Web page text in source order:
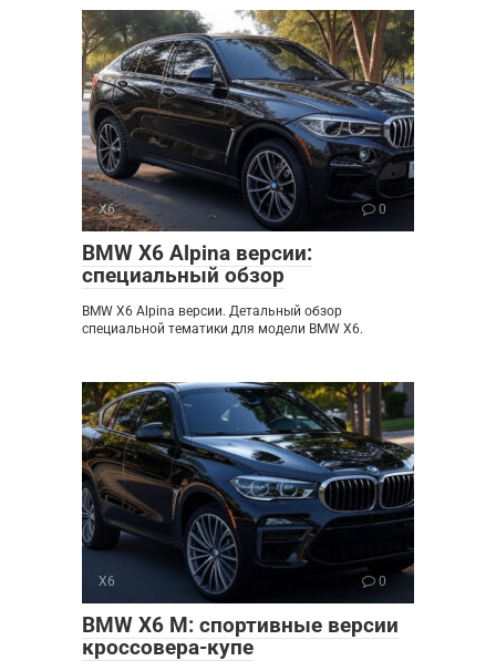
X6 0
BMW X6 Alpina версии:
специальный обзор
BMW X6 Alpina версии. Детальный обзор
специальной тематики для модели BMW X6.
X6 0
BMW X6 M: спортивные версии
кроссовера-купе